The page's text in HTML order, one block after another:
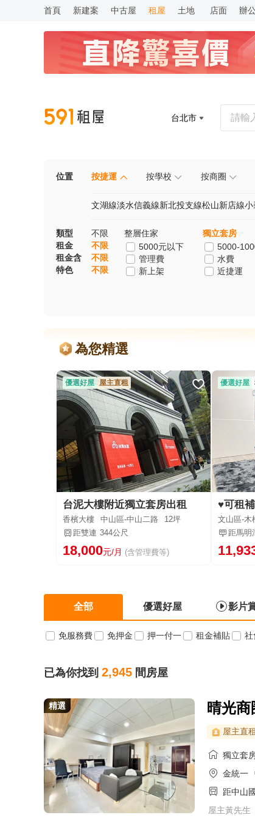
首頁 新建案 中古屋 租屋 土地 店面 辦
台北市
位置 按捷運 按學校 按商圈
文湖線淡水信義線新北投支線松山新店線小
類型 不限 整層住家 獨立套房
租金
不限 5000元以下 5000-
租金含
不限 管理費 水費
特色
不限 新上架 近捷運
為您精選
優選好屋 屋主直租
台泥大樓附近獨立套房出租
香檳大樓 中山區-中山二路
12坪
距雙連 344公尺
18,000元/月 (含管理費等)
優選好屋
文山區-木
距馬明
全部 優選好屋 影片
免服務費 免押金 押一付一 租金補貼 社
已為你找到 2,945 間房屋
精選 晴光
屋主直租
獨立套
金統一
距中山
屋主黃先生